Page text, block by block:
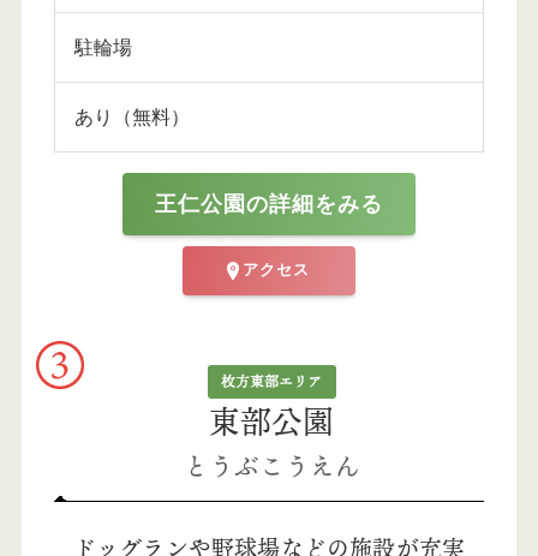
駐輪場
あり（無料）
王仁公園の詳細をみる
アクセス
枚方東部エリア
東部公園
とうぶこうえん
ドッグランや野球場などの施設が充実